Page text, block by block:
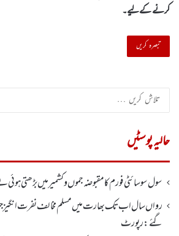
کرنے کےلیے۔
حالیہ پوسٹیں
سول سوسائٹی فورم کا مقبوضہ جموں وکشمیر میں بڑھتی
گئے: رپورٹ